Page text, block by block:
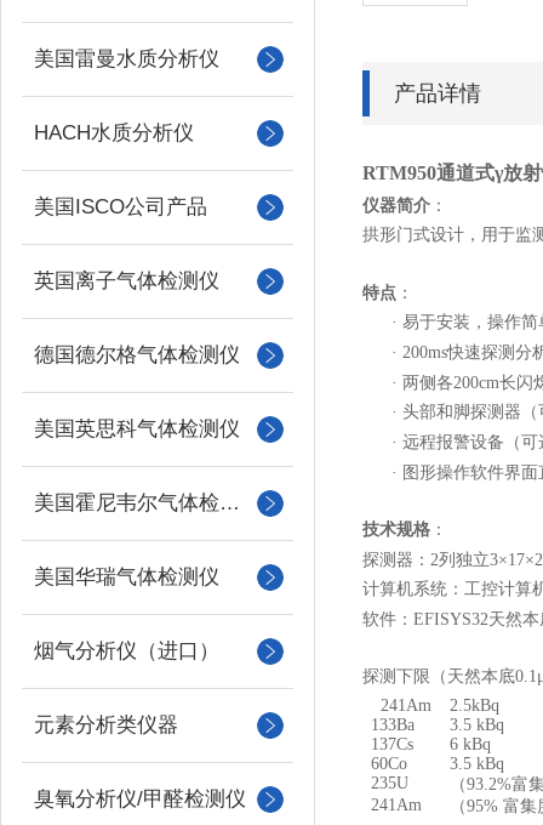
美国雷曼水质分析仪
HACH水质分析仪
美国ISCO公司产品
英国离子气体检测仪
德国德尔格气体检测仪
美国英思科气体检测仪
美国霍尼韦尔气体检测仪
美国华瑞气体检测仪
烟气分析仪（进口）
元素分析类仪器
臭氧分析仪/甲醛检测仪
产品详情
RTM950通道式γ放
仪器简介 ：
拱形门式设计，用于监
特点 ：
· 易于安装，操作简
· 200ms快速探测分
· 两侧各200cm长闪
· 头部和脚探测器 （
· 远程报警设备 （可
· 图形操作软件界
技术规格 ：
探测器： 2列独立3×17×
计算机系统：工控计算
软件： EFISYS32天然
探测下限（天然本底0.1
241Am
2.5kBq
133Ba
3.5 kBq
137Cs
6 kBq
60Co
3.5 kBq
235U
（93.2%富
241Am
（95%富集